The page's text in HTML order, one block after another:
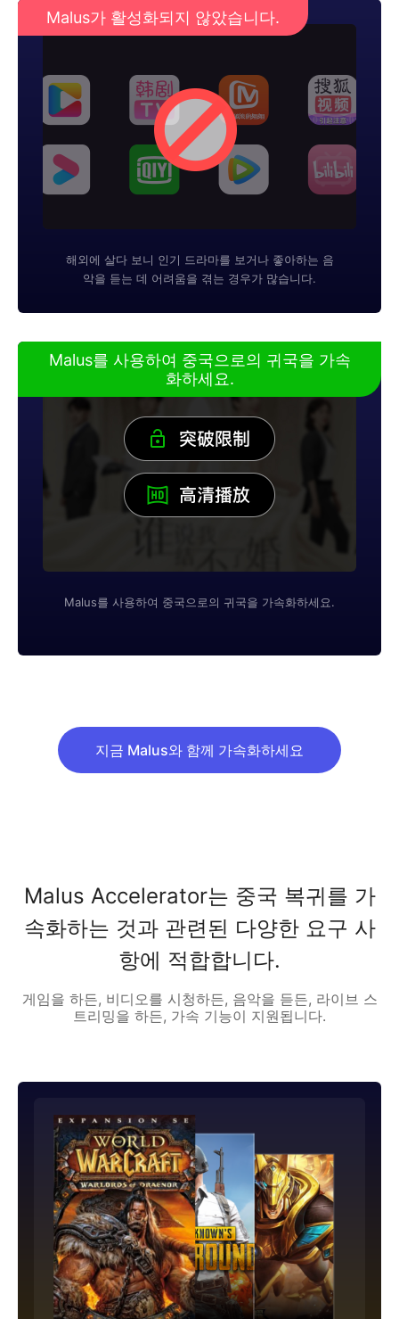
Malus가 활성화되지 않았습니다.
해외에 살다 보니 인기 드라마를 보거나 좋아하는 음
악을 듣는 데 어려움을 겪는 경우가 많습니다.
Malus를 사용하여 중국으로의 귀국을 가속
화하세요.
Malus를 사용하여 중국으로의 귀국을 가속화하세요.
지금 Malus와 함께 가속화하세요
Malus Accelerator는 중국 복귀를 가
속화하는 것과 관련된 다양한 요구 사
항에 적합합니다.
게임을 하든, 비디오를 시청하든, 음악을 듣든, 라이브 스
트리밍을 하든, 가속 기능이 지원됩니다.